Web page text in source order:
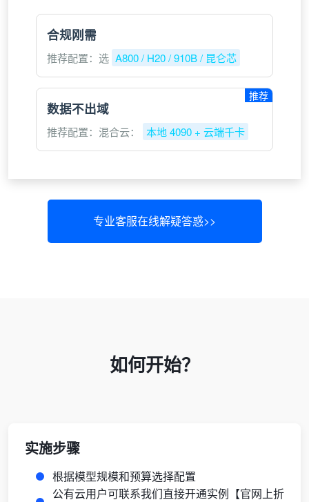
合规刚需
推荐配置：选 A800 / H20 / 910B / 昆仑芯
数据不出域
推荐配置：混合云： 本地 4090 + 云端千卡
推荐
专业客服在线解疑答惑>>
如何开始？
实施步骤
根据模型规模和预算选择配置
公有云用户可联系我们直接开通实例【官网上折